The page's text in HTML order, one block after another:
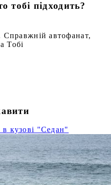
тобі підходить?
Справжній автофанат,
Тобі
в кузові "Седан"